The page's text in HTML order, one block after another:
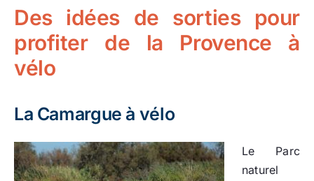
Des idées de sorties pour
profiter de la Provence à
vélo
La Camargue à vélo
Le Parc
naturel